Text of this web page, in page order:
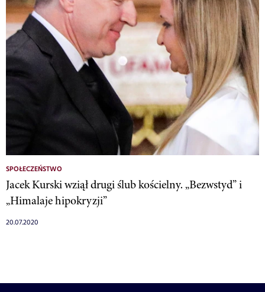
SPOŁECZEŃSTWO
Jacek Kurski wziął drugi ślub kościelny. „Bezwstyd” i
„Himalaje hipokryzji”
20.07.2020